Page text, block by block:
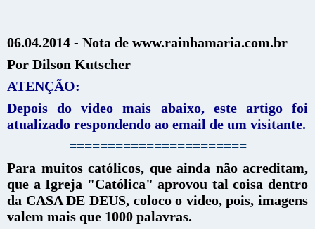
06.04.2014 - Nota de www.rainhamaria.com.br
Por Dilson Kutscher
ATENÇÃO:
Depois do video mais abaixo, este artigo foi
atualizado respondendo ao email de um visitante.
=======================
Para muitos católicos, que ainda não acreditam,
que a Igreja "Católica" aprovou tal coisa dentro
da CASA DE DEUS, coloco o video, pois, imagens
valem mais que 1000 palavras.